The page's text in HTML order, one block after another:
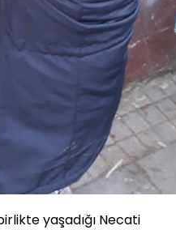
yaşadığı Necati